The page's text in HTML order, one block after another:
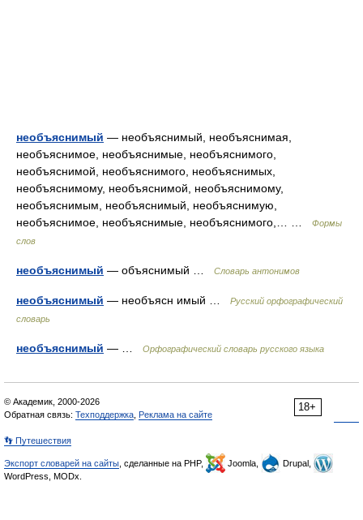
необъяснимый — необъяснимый, необъяснимая,
необъяснимое, необъяснимые, необъяснимого,
необъяснимой, необъяснимого, необъяснимых,
необъяснимому, необъяснимой, необъяснимому,
необъяснимым, необъяснимый, необъяснимую,
необъяснимое, необъяснимые, необъяснимого,… …
Формы
слов
необъяснимый — объяснимый … Словарь антонимов
необъяснимый — необъясн имый …
Русский орфографический
словарь
необъяснимый — … Орфографический словарь русского языка
18+
© Академик, 2000-2026
Обратная связь: Техподдержка Реклама на сайте
👣 Путешествия
Экспорт словарей на сайты , сделанные на PHP, Joomla,
Drupal,
WordPress, MODx.